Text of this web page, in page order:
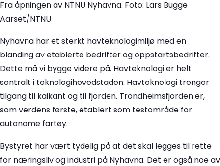
Fra åpningen av NTNU Nyhavna. Foto: Lars Bugge
Aarset/NTNU
Nyhavna har et sterkt havteknologimiljø med en
blanding av etablerte bedrifter og oppstartsbedrifter.
Dette må vi bygge videre på. Havteknologi er helt
sentralt i teknologihovedstaden. Havteknologi trenger
tilgang til kaikant og til fjorden. Trondheimsfjorden er,
som verdens første, etablert som testområde for
autonome fartøy.
Bystyret har vært tydelig på at det skal legges til rette
for næringsliv og industri på Nyhavna. Det er også noe av